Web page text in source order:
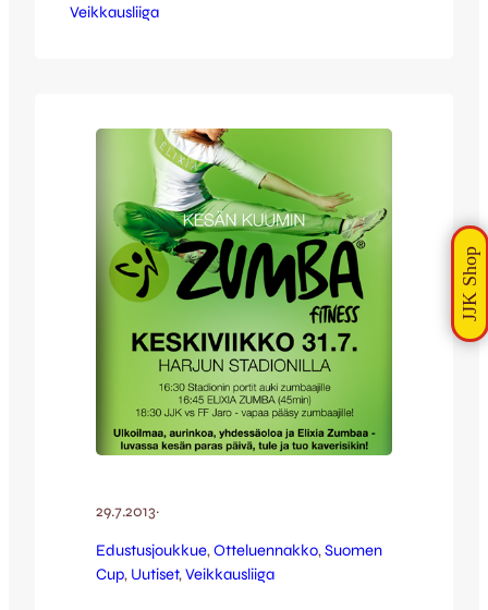
ensimmäisen kierroksen ottelu ja 10.8. on
Cupin välierä, jossa finaalipaikasta
mitellään KuPS:n…
Veikkausliiga
29.7.2013·
Edustusjoukkue, Otteluennakko, Suomen
Cup, Uutiset, Veikkausliiga